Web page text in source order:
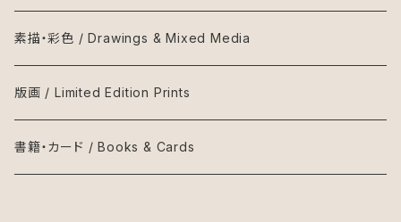
素描・彩色 / Drawings & Mixed Media
版画 / Limited Edition Prints
書籍・カード / Books & Cards